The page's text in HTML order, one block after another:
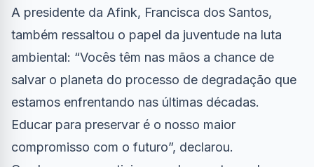
A presidente da Afink, Francisca dos Santos,
também ressaltou o papel da juventude na luta
ambiental: “Vocês têm nas mãos a chance de
salvar o planeta do processo de degradação que
estamos enfrentando nas últimas décadas.
Educar para preservar é o nosso maior
compromisso com o futuro”, declarou.